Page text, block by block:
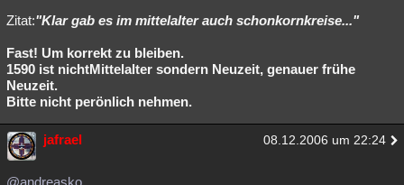
Zitat:"Klar gab es im mittelalter auch schonkornkreise..."
Fast! Um korrekt zu bleiben.
1590 ist nichtMittelalter sondern Neuzeit, genauer frühe
Neuzeit.
Bitte nicht perönlich nehmen.
jafrael 08.12.2006 um 22:24
@andreasko